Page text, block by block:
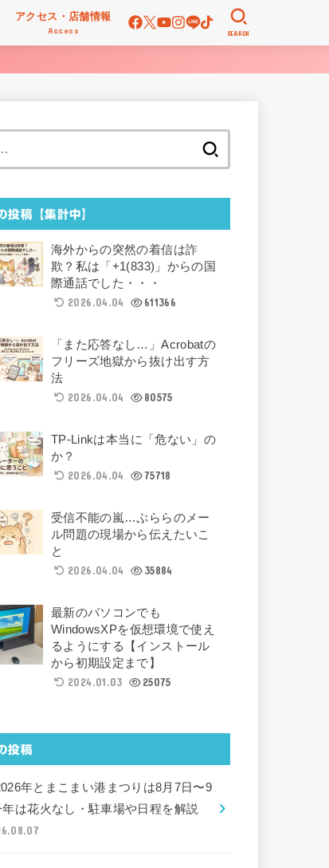
アクセス・店舗情報
Access SEARCH
投稿【集計中】
海外からの突然の着信は詐
欺？私は「+1(833)」からの国
際通話でした・・・
2026.04.04
611366
「また応答なし…」Acrobatの
フリーズ地獄から抜け出す方
法
2026.04.04
80575
TP-Linkは本当に「危ない」の
か？
2026.04.04
75718
受信不能の嵐…ぷららのメー
ル問題の現場から伝えたいこ
と
2026.04.04
35884
最新のパソコンでも
WindowsXPを仮想環境で使え
るようにする【インストール
から初期設定まで】
2024.01.03
25075
投稿
年とまこまい港まつりは8月7日〜9
年は花火なし・駐車場や日程を解説